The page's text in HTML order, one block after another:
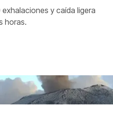
y caída ligera
horas.